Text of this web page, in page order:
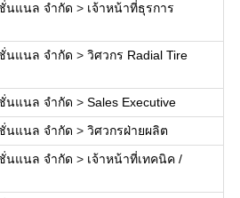
นแนล จำกัด > เจ้าหน้าที่ธุรการ
นแนล จำกัด > วิศวกร Radial Tire
นแนล จำกัด > Sales Executive
นแนล จำกัด > วิศวกรฝ่ายผลิต
นแนล จำกัด > เจ้าหน้าที่เทคนิค /